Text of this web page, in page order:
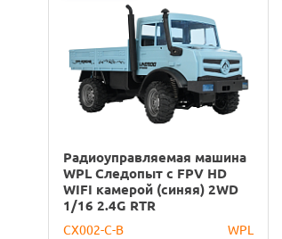
Радиоуправляемая машина
WPL Следопыт с FPV HD
WIFI камерой (синяя) 2WD
1/16 2.4G RTR
CX002-C-B
WPL